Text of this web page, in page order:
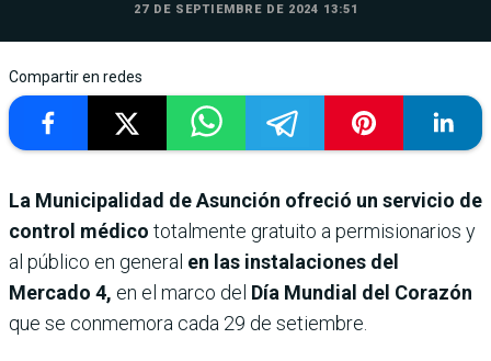
27 DE SEPTIEMBRE DE 2024 13:51
Compartir en redes
La Municipalidad de Asunción ofreció un servicio de
control médico totalmente gratuito a permisionarios y
al público en general en las instalaciones del
Mercado 4, en el marco del Día Mundial del Corazón
que se conmemora cada 29 de setiembre.